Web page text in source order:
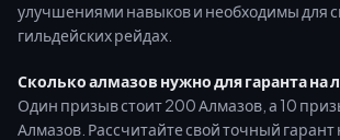
улучшениями навыков и необходимы для
гильдейских рейдах.
Сколько алмазов нужно для гаранта на
Один призыв стоит 200 Алмазов, а 10
Алмазов. Рассчитайте свой точный гарант